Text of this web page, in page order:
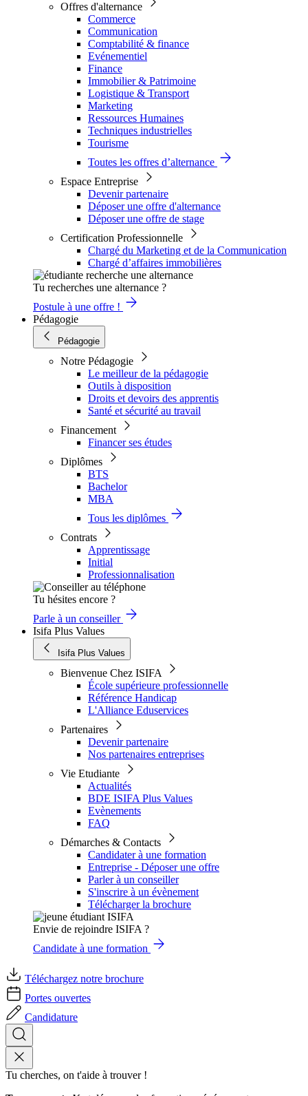
Offres d'alternance
Commerce
Communication
Comptabilité & finance
Evénementiel
Finance
Immobilier & Patrimoine
Logistique & Transport
Marketing
Ressources Humaines
Techniques industrielles
Tourisme
Toutes les offres d’alternance
Espace Entreprise
Devenir partenaire
Déposer une offre d'alternance
Déposer une offre de stage
Certification Professionnelle
Chargé du Marketing et de la Communication
Chargé d’affaires immobilières
Tu recherches une alternance ?
Postule à une offre !
Pédagogie
Pédagogie
Notre Pédagogie
Le meilleur de la pédagogie
Outils à disposition
Droits et devoirs des apprentis
Santé et sécurité au travail
Financement
Financer ses études
Diplômes
BTS
Bachelor
MBA
Tous les diplômes
Contrats
Apprentissage
Initial
Professionnalisation
Tu hésites encore ?
Parle à un conseiller
Isifa Plus Values
Isifa Plus Values
Bienvenue Chez ISIFA
École supérieure professionnelle
Référence Handicap
L'Alliance Eduservices
Partenaires
Devenir partenaire
Nos partenaires entreprises
Vie Etudiante
Actualités
BDE ISIFA Plus Values
Evènements
FAQ
Démarches & Contacts
Candidater à une formation
Entreprise - Déposer une offre
Parler à un conseiller
S'inscrire à un évènement
Télécharger la brochure
Envie de rejoindre ISIFA ?
Candidate à une formation
Téléchargez notre brochure
Portes ouvertes
Candidature
Tu cherches, on t'aide à trouver !